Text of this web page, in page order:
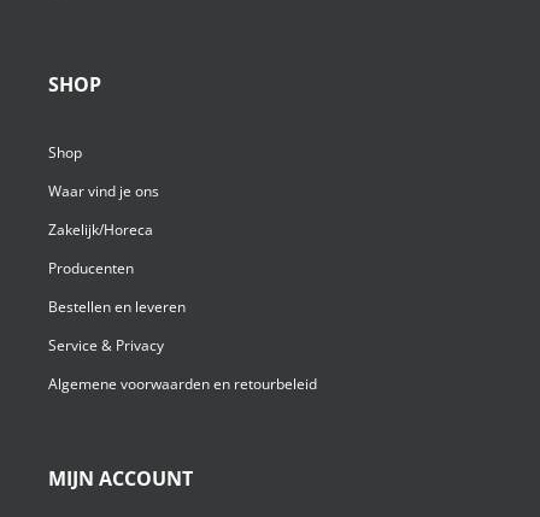
SHOP
Shop
Waar vind je ons
Zakelijk/Horeca
Producenten
Bestellen en leveren
Service & Privacy
Algemene voorwaarden en retourbeleid
MIJN ACCOUNT